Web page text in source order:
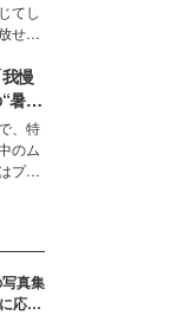
ーリ
らっ
ア
てし
せな
可能
キャ
）」
慢
暑さ
、特
のム
プラ
ー
過ご
夏の
。
真集
応じ